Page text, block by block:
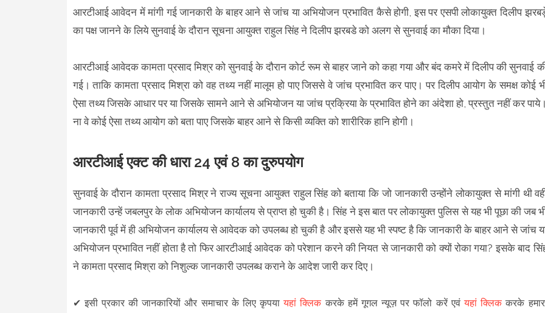
आरटीआई आवेदन में मांगी गई जानकारी के बाहर आने से जांच या अभियोजन प्रभावित कैसे होगी, इस पर एसपी लोकायुक्त दिलीप
का पक्ष जानने के लिये सुनवाई के दौरान सूचना आयुक्त राहुल सिंह ने दिलीप झरबडे को अलग से सुनवाई का मौका दिया।
आरटीआई आवेदक कामता प्रसाद मिश्र को सुनवाई के दौरान कोर्ट रूम से बाहर जाने को कहा गया और बंद कमरे में दिलीप की सुनवाई
गई। ताकि कामता प्रसाद मिश्रा को वह तथ्य नहीं मालूम हो पाए जिससे वे जांच प्रभावित कर पाए। पर दिलीप आयोग के समक्ष कोई
ऐसा तथ्य जिसके आधार पर या जिसके सामने आने से अभियोजन या जांच प्रक्रिया के प्रभावित होने का अंदेशा हो, प्रस्तुत नहीं कर
ना वे कोई ऐसा तथ्य आयोग को बता पाए जिसके बाहर आने से किसी व्यक्ति को शारीरिक हानि होगी।
आरटीआई एक्ट की धारा 24 एवं 8 का दुरुपयोग
सुनवाई के दौरान कामता प्रसाद मिश्र ने राज्य सूचना आयुक्त राहुल सिंह को बताया कि जो जानकारी उन्होंने लोकायुक्त से मांगी थी
जानकारी उन्हें जबलपुर के लोक अभियोजन कार्यालय से प्राप्त हो चुकी है। सिंह ने इस बात पर लोकायुक्त पुलिस से यह भी पूछा की जब
जानकारी पूर्व में ही अभियोजन कार्यालय से आवेदक को उपलब्ध हो चुकी है और इससे यह भी स्पष्ट है कि जानकारी के बाहर आने से जांच
अभियोजन प्रभावित नहीं होता है तो फिर आरटीआई आवेदक को परेशान करने की नियत से जानकारी को क्यों रोका गया? इसके बाद
ने कामता प्रसाद मिश्रा को निशुल्क जानकारी उपलब्ध कराने के आदेश जारी कर दिए।
✔ इसी प्रकार की जानकारियों और समाचार के लिए कृपयायहां क्लिक करके हमें गूगल न्यूज़ पर फॉलो करें एवंयहां क्लिक करके